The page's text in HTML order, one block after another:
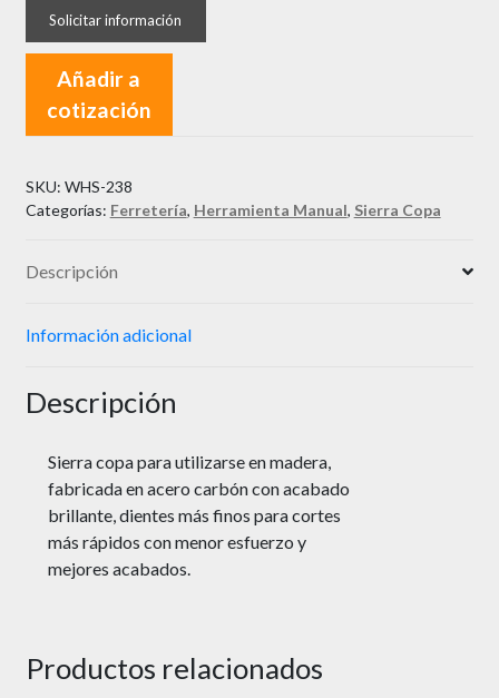
Añadir a
cotización
SKU: WHS-238
Categorías: Ferretería, Herramienta Manual, Sierra Copa
Descripción
Información adicional
Descripción
Sierra copa para utilizarse en madera,
fabricada en acero carbón con acabado
brillante, dientes más finos para cortes
más rápidos con menor esfuerzo y
mejores acabados.
Productos relacionados